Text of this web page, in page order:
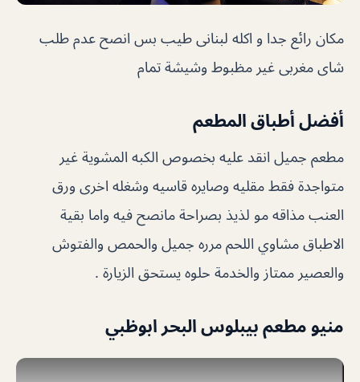
مكان رائع جدا و اكله لبنانى طيب بس انصح عدم طلب
شاى مغربى غير مظبوط وشيشة تمام
أفضل أطباق المطعم
مطعم جميل انقد عليه بخصوص الكبه المشوية غير
متواجدة فقط مقليه وصايره قاسيه وشغله اخرى ورق
العنب مذاقه مو لذيذ بصراحة مانصح فيه واما بقية
الاطباق مشاوي اللحم مرره جميل والحمص والفتوش
والعصير ممتاز والخدمة حلوه يستحق الزيارة .
منيو مطعم بيبلوس البحر ابوظبي